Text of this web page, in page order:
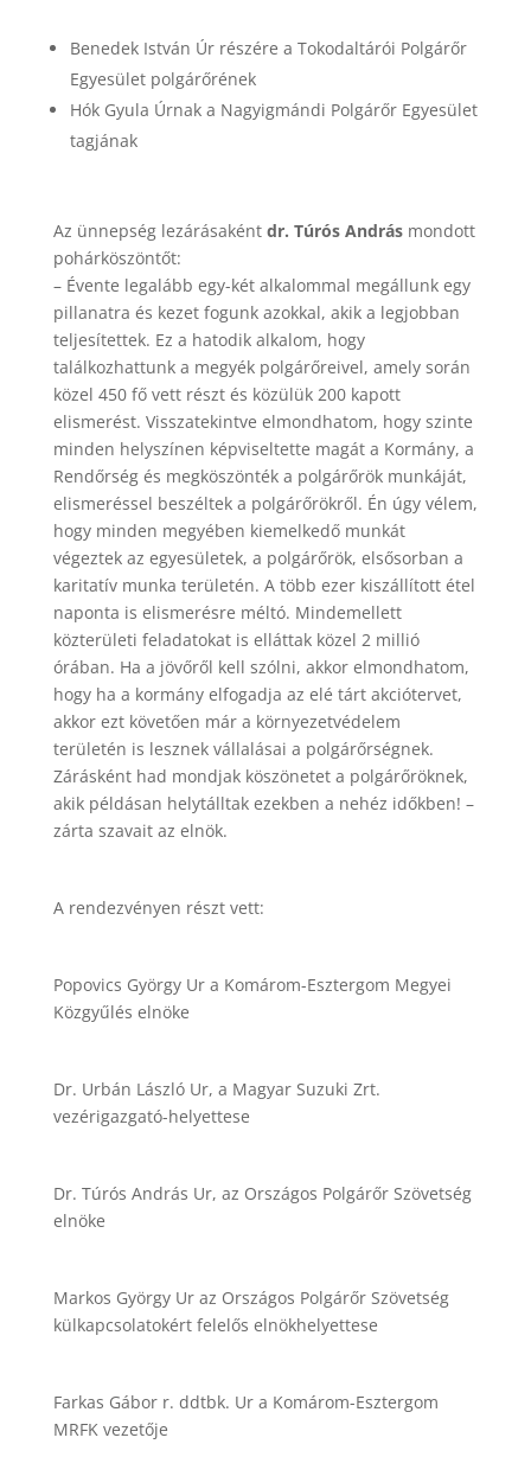
Benedek István Úr részére a Tokodaltárói Polgárőr
Egyesület polgárőrének
Hók Gyula Úrnak a Nagyigmándi Polgárőr Egyesület
tagjának
Az ünnepség lezárásaként dr. Túrós Andrásmondott
pohárköszöntőt:
– Évente legalább egy-két alkalommal megállunk egy
pillanatra és kezet fogunk azokkal, akik a legjobban
teljesítettek. Ez a hatodik alkalom, hogy
találkozhattunk a megyék polgárőreivel, amely során
közel 450 fő vett részt és közülük 200 kapott
elismerést. Visszatekintve elmondhatom, hogy szinte
minden helyszínen képviseltette magát a Kormány, a
Rendőrség és megköszönték a polgárőrök munkáját,
elismeréssel beszéltek a polgárőrökről. Én úgy vélem,
hogy minden megyében kiemelkedő munkát
végeztek az egyesületek, a polgárőrök, elsősorban a
karitatív munka területén. A több ezer kiszállított étel
naponta is elismerésre méltó. Mindemellett
közterületi feladatokat is elláttak közel 2 millió
órában. Ha a jövőről kell szólni, akkor elmondhatom,
hogy ha a kormány elfogadja az elé tárt akciótervet,
akkor ezt követően már a környezetvédelem
területén is lesznek vállalásai a polgárőrségnek.
Zárásként had mondjak köszönetet a polgárőröknek,
akik példásan helytálltak ezekben a nehéz időkben! –
zárta szavait az elnök.
A rendezvényen részt vett:
Popovics György Ur a Komárom-Esztergom Megyei
Közgyűlés elnöke
Dr. Urbán László Ur, a Magyar Suzuki Zrt.
vezérigazgató-helyettese
Dr. Túrós András Ur, az Országos Polgárőr Szövetség
elnöke
Markos György Ur az Országos Polgárőr Szövetség
külkapcsolatokért felelős elnökhelyettese
Farkas Gábor r. ddtbk. Ur a Komárom-Esztergom
MRFK vezetője